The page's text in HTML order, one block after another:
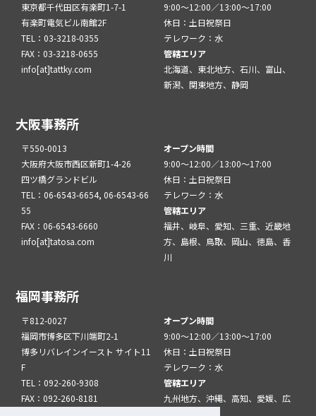
東京都千代田区有楽町1-7-1
有楽町電気ビル南館2F
TEL：03-3218-0355
FAX：03-3218-0655
info[at]tattky.com
9:00～12:00／13:00～17:00
休日：土日祝祭日
テレワーク：水
管轄エリア
北海道、東北地方、石川、富山、
新潟、関東地方、静岡
大阪事務所
〒550-0013
大阪府大阪市西区新町1-4-26
四ツ橋グランドビル
TEL：06-6543-6654, 06-6543-66
55
FAX：06-6543-6660
info[at]tatosa.com
オープン時間
9:00～12:00／13:00～17:00
休日：土日祝祭日
テレワーク：水
管轄エリア
福井、岐阜、愛知、三重、近畿地
方、島根、鳥取、岡山、徳島、香
川
福岡事務所
〒812-0027
福岡市博多区下川端町2-1
博多リバレインイースト サイト11
F
TEL：092-260-9308
FAX：092-260-8181
オープン時間
9:00～12:00／13:00～17:00
休日：土日祝祭日
テレワーク：水
管轄エリア
九州地方、沖縄、高知、愛媛、広